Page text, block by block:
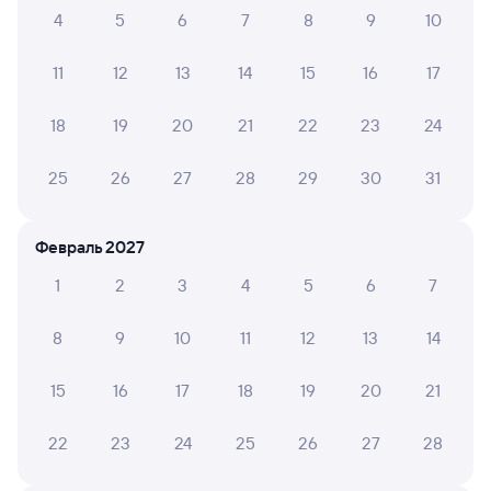
из Лабытнанги
Москва
05:05 10:14
Дни следования ближайшие: 9, 11, 13 августа Маршрут
Плацкарт Купе
4 5 6 7 8 9 10
11 12 13 14 15 16 17
18 19 20 21 22 23 24
25 26 27 28 29 30 31
Февраль 2027
1
2 3 4 5 6 7
8 9 10 11 12 13 14
15 16 17 18 19 20 21
22 23 24 25 26 27 28